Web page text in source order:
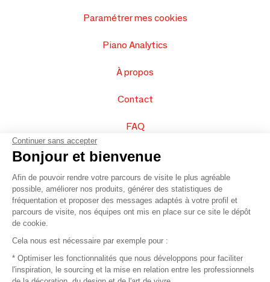
Paramétrer mes cookies
Piano Analytics
À propos
Contact
FAQ
Vendez vos produits
Plan du site
© 2016 –Organisation SAFI
Recrutement
Continuer sans accepter
Bonjour et bienvenue
Afin de pouvoir rendre votre parcours de visite le plus agréable
possible, améliorer nos produits, générer des statistiques de
fréquentation et proposer des messages adaptés à votre profil et
parcours de visite, nos équipes ont mis en place sur ce site le dépôt
de cookie.
Cela nous est nécessaire par exemple pour :
* Optimiser les fonctionnalités que nous développons pour faciliter
l'inspiration, le sourcing et la mise en relation entre les professionnels